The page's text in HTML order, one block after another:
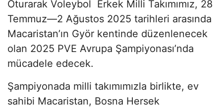
Oturarak Voleybol Erkek Milli Takımımız, 28
Temmuz—2 Ağustos 2025 tarihleri arasında
Macaristan’ın Györ kentinde düzenlenecek
olan 2025 PVE Avrupa Şampiyonası’nda
mücadele edecek.
Şampiyonada milli takımımızla birlikte, ev
sahibi Macaristan, Bosna Hersek